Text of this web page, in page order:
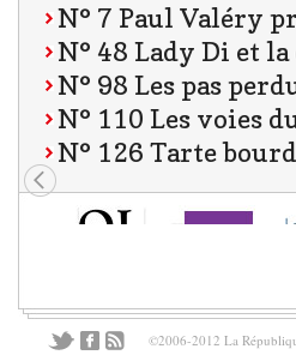
N° 7 Paul Valéry
N° 48 Lady Di et
N° 98 Les pas
N° 110 Les voies
N° 126 Tarte
©2006-2012 La